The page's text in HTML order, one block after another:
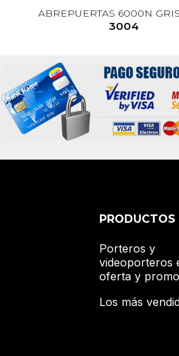
ABREPUERTAS 6000N
3004
PRODUCTOS
Porteros y
videoporteros
oferta y
Los más